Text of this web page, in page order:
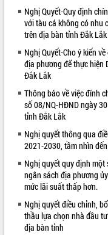
phát triển mới
Thường trực HĐND tỉnh Đắk
mặt Đoàn chuyên gia y tế TP. Hồ
Minh
Lễ truy điệu và an táng hài cốt
tại Nghĩa trang Liệt sĩ xã Sơn Hòa
Bàn giải pháp tháo gỡ khó
xuất khẩu sầu riêng và triển
định EUDR
Thứ trưởng Bộ Nông nghiệp và
trường Nguyễn Hoàng Hiệp
vùng trồng và doanh nghiệp
sầu riêng tại Đắk Lắk
Trình diễn nghệ thuật chế biến
món ăn từ sầu riêng
Đắk Lắk công bố Quy hoạch và
tiến đầu tư tỉnh
ALBUM ẢNH
LIÊN KẾT WEB
Nghị Quyết-Quy định
với tàu cá không có nhu
trên địa bàn tỉnh Đắk
Nghị Quyết-Cho ý kiến
địa phương để thực hiện
Đắk Lắk
Thông báo về việc đính
số 08/NQ-HĐND ngày
tỉnh Đắk Lắk
Nghị quyết thông qua
2021-2030, tầm nhìn
Nghị quyết quy định
ngân sách địa phương
mức lãi suất thấp hơn.
Nghị quyết điều chỉnh,
thầu lựa chọn nhà đầu
địa bàn tỉnh